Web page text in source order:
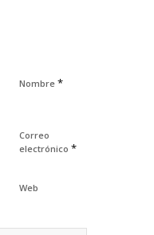
Nombre *
Correo
electrónico *
Web